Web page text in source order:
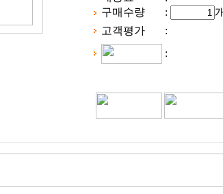
구매수량
:
고객평가
:
: